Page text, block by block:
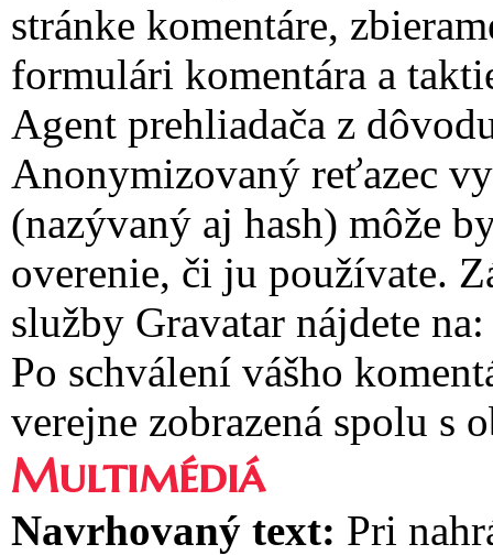
stránke komentáre,
formulári komentára a
Agent prehliadača z
Anonymizovaný reťazec
(nazývaný aj hash) môže
overenie, či ju používate.
služby Gravatar nájdete
Po schválení vášho
verejne zobrazená spolu s
Multimédiá
Navrhovaný text: Pri